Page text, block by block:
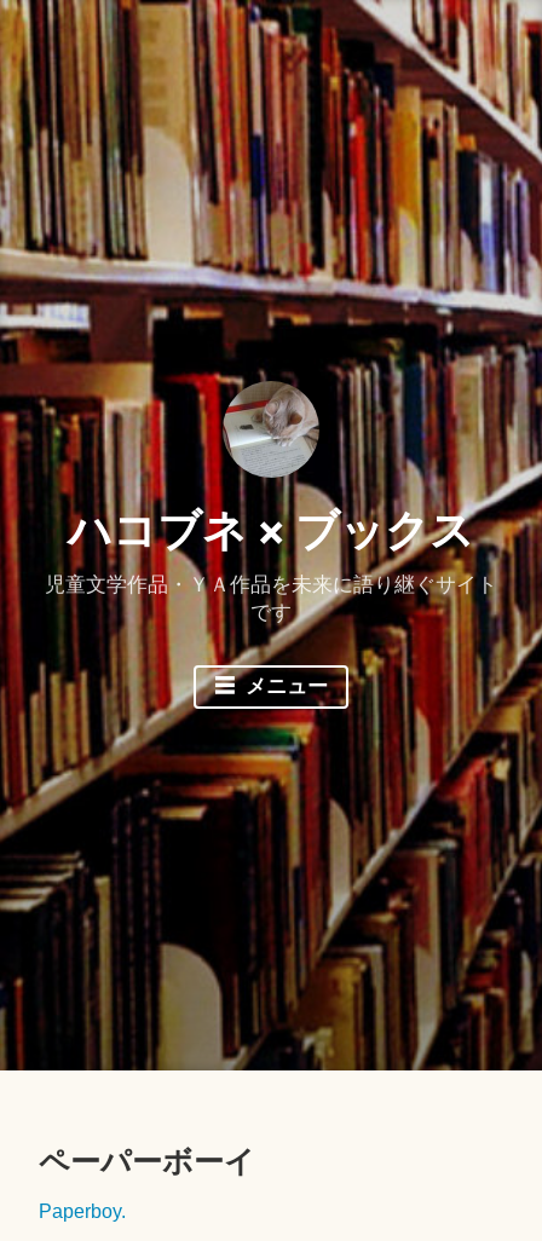
コ
ン
テ
ン
ツ
へ
ス
キ
ッ
プ
ハコブネ × ブックス
児童文学作品・ＹＡ作品を未来に語り継ぐサイト
です
メニュー
ペーパーボーイ
Paperboy.